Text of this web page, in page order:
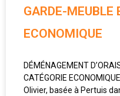
GARDE-MEUBLE
ECONOMIQUE
DÉMÉNAGEMENT
CATÉGORIE
Olivier, basée à Pertuis